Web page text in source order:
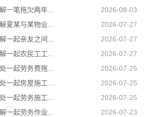
长沙收账公司成功调解一笔拖欠两年的工程款，乙公司与甲公司就300889元工程款纠纷达成分期付款协议
2026-08-03
长沙讨债公司成功调解夏某与某物业公司物业服务合同纠纷
2026-07-27
长沙收债公司成功化解一起亲友之间的民间借贷纠纷，用司法温情弥合裂痕，让濒临破碎的亲情重回温暖轨道
2026-07-27
长沙催账公司成功调解一起农民工工伤赔偿纠纷，承办法官坚持情理法相融，在兼顾企业经营困境的同时，全力保障受伤农民工合法权益
2026-07-27
长沙讨债公司成功调处一起劳务费拖欠纠纷，帮助两名务工群众全额追回拖欠薪资
2026-07-25
长沙催债公司成功调处一起房屋施工遗留安全隐患引发的邻里纠纷，通过法理宣讲、耐心疏导，让邻里矛盾就地化解、邻里温情再度升温
2026-07-25
长沙清账公司成功调处一起劳务施工人身损害赔偿纠纷，原本因误工补偿僵持不下的张某、李某二人，在司法所工作人员耐心疏导、法理释明下，自愿达成一次性赔偿协议，一场劳务矛盾顺利圆满化解
2026-07-25
长沙讨债公司成功调解一起劳务作业引发的人身损害赔偿纠纷，通过耐心细致调解，圆满化解双方矛盾
2026-07-23